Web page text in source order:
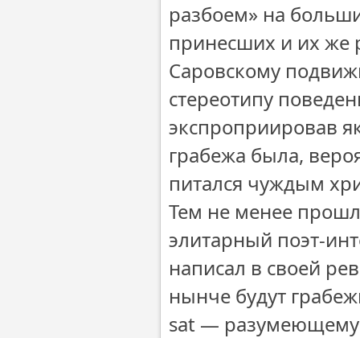
разбоем» на
принесших и их же
Саровскому
стереотипу
экспроприировав
грабежа была,
питался чуждым
Тем не менее
элитарный поэт-
написал в своей
нынче будут
sat — разумеющему